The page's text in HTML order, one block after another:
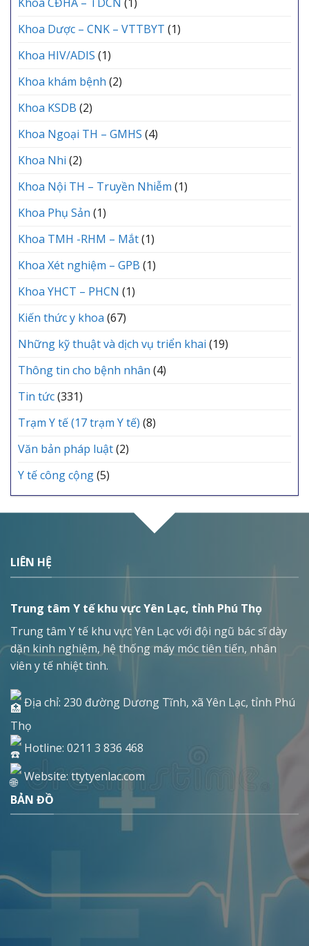
Khoa CĐHA – TDCN (1)
Khoa Dược – CNK – VTTBYT (1)
Khoa HIV/ADIS (1)
Khoa khám bệnh (2)
Khoa KSDB (2)
Khoa Ngoại TH – GMHS (4)
Khoa Nhi (2)
Khoa Nội TH – Truyền Nhiễm (1)
Khoa Phụ Sản (1)
Khoa TMH -RHM – Mắt(1)
Khoa Xét nghiệm – GPB (1)
Khoa YHCT – PHCN (1)
Kiến thức y khoa (67)
Những kỹ thuật và dịch vụ triển khai (19)
Thông tin cho bệnh nhân (4)
Tin tức(331)
Trạm Y tế (17 trạm Y tế) (8)
Văn bản pháp luật(2)
Y tế công cộng(5)
LIÊN HỆ
Trung tâm Y tế khu vực Yên Lạc, tỉnh Phú Thọ
Trung tâm Y tế khu vực Yên Lạc với đội ngũ bác sĩ dày
dặn kinh nghiệm, hệ thống máy móc tiên tiến, nhân
viên y tế nhiệt tình.
Địa chỉ: 230 đường Dương Tĩnh, xã Yên Lạc, tỉnh Phú
Thọ
Hotline: 0211 3 836 468
Website: ttytyenlac.com
BẢN ĐỒ